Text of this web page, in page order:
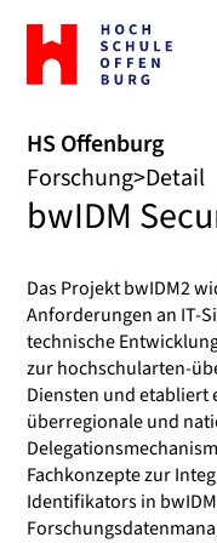
Zur
Startseite
Hochschule
HS Offenburg
Forschung Detail
bwIDM
Das Projekt bwIDM2
Anforderungen an IT-
technische
zur hochschularten-
Diensten und
überregionale und
Fachkonzepte zur
Identifikators in